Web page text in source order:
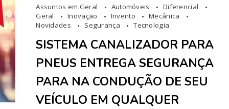
Assuntos em Geral Automóveis
Diferencial
Geral
Inovação Invento
Mecânica
Novidades
Segurança Tecnologia
SISTEMA CANALIZADOR PARA
PNEUS ENTREGA SEGURANÇA
PARA NA CONDUÇÃO DE SEU
VEÍCULO EM QUALQUER